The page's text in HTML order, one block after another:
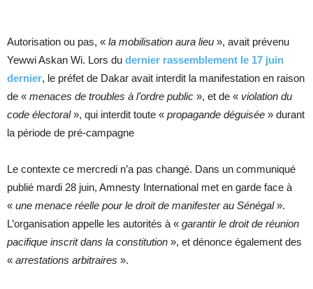
Autorisation ou pas, « la mobilisation aura lieu », avait prévenu
Yewwi Askan Wi. Lors du dernier rassemblement le 17 juin
dernier, le préfet de Dakar avait interdit la manifestation en raison
de « menaces de troubles à l’ordre public », et de « violation du
code électoral», qui interdit toute « propagande déguisée » durant
la période de pré-campagne
Le contexte ce mercredi n’a pas changé. Dans un communiqué
publié mardi 28 juin, Amnesty International met en garde face à
« une menace réelle pour le droit de manifester au Sénégal».
L’organisation appelle les autorités à « garantir le droit de réunion
pacifique inscrit dans la constitution », et dénonce également des
« arrestations arbitraires ».